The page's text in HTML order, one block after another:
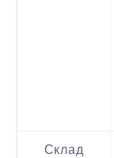
Склад